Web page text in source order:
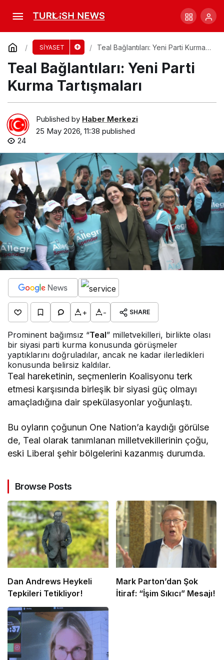
SİYASET
Teal Bağlantıları: Yeni Parti Kurma
Teal Bağlantıları: Yeni Parti
Kurma Tartışmaları
Published by Haber Merkezi
25 May 2026, 11:38 published
24
+ - SHARE
P rominent bağımsız “Teal” milletvekilleri, birlikte olası
bir siyasi parti kurma konusunda görüşmeler
yaptıklarını doğruladılar, ancak ne kadar ilerledikleri
konusunda belirsiz kaldılar.
Teal hareketinin, seçmenlerin Koalisyonu terk
etmesi karşısında birleşik bir siyasi güç olmayı
amaçladığına dair spekülasyonlar yoğunlaştı.
Bu oyların çoğunun One Nation’a kaydığı görülse
de, Teal olarak tanımlanan milletvekillerinin çoğu,
eski Liberal şehir bölgelerini kazanmış durumda.
Browse Posts
Dan Andrews Heykeli
Tepkileri Tetikliyor!
Mark Parton’dan Şok
İtiraf: “İşim Sıkıcı” Mesajı!
Seçim Anketi: İşçi Partisi Güçleniyor!
Comment Share